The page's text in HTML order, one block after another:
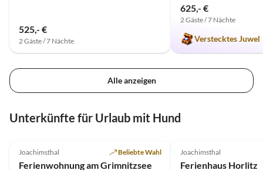
525,- €
2 Gäste / 7 Nächte
625,- €
2 Gäste / 7 Nächte
Verstecktes Juwel
Alle anzeigen
Unterkünfte für Urlaub mit Hund
Joachimsthal Beliebte Wahl
Ferienwohnung am Grimnitzsee
Joachimsthal
Ferienhaus Horlitz